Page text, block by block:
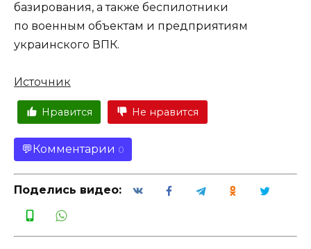
базирования, а также беспилотники
по военным объектам и предприятиям
украинского ВПК.
Источник
Нравится Не нравится
Комментарии 0
Поделись видео: